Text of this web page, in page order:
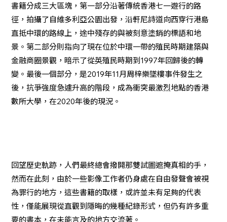
書籍分成三大區塊，第一部分沿著傳統香港七一遊行的路
徑，拍攝了自維多利亞公園出發，沿軒尼詩道向西穿行港島
直抵中環的路線上，途中殘存的與被刻意塗銷的標語和地
景。第二部分則指向了現在位於中環一帶的殖民時期建築與
金融商圈景觀，暗示了從英殖民時期到1997年回歸後的轉
變。最後一個部分，是2019年11月周梓樂墜樓事件發生之
後，抗爭強度急遽升高的階段，成為衝突最激烈地點的香港
數所大學，在2020年後的現況。
回望歷史軌跡，人們最終總會撥開那雙試圖遮掩真相的手，
然而在此刻，由於一些影像工作者仍身處在自由發聲會被視
為罪行的地方，這些書籍的取樣，或許並未有足夠的代表
性，僅能展現從直觀到隱晦的幾種紀錄形式，但仍有許多重
要的書本，在未能言及的地方交流著。